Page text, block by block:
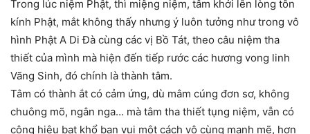
Trong lúc niệm Phật, thì miệng niệm, tâm khởi lên lòng tôn
kính Phật, mắt không thấy nhưng ý luôn tưởng như trong vô
hình Phật A Di Đà cùng các vị Bồ Tát, theo câu niệm tha
thiết của mình mà hiện đến tiếp rước các hương vong linh
Vãng Sinh, đó chính là thành tâm.
Tâm có thành ắt có cảm ứng, dù mâm cúng đơn sơ, không
chuông mõ, ngân nga… mà tâm tha thiết tụng niệm, vẫn có
công hiệu bạt khổ ban vui một cách vô cùng mạnh mẽ, hơn